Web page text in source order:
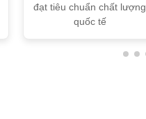
đạt tiêu chuẩn chất lượng
quốc tế